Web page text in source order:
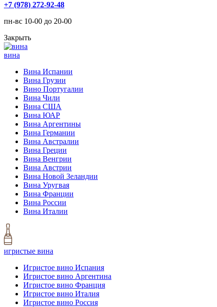
+7 (978) 272-92-48
пн-вс 10-00 до 20-00
Закрыть
вина
Вина Испании
Вина Грузии
Вино Португалии
Вина Чили
Вина США
Вина ЮАР
Вина Аргентины
Вина Германии
Вина Австралии
Вина Греции
Вина Венгрии
Вина Австрии
Вина Новой Зеландии
Вина Уругвая
Вина Франции
Вина России
Вина Италии
игристые вина
Игристое вино Испания
Игристое вино Аргентина
Игристое вино Франция
Игристое вино Италия
Игристое вино Россия